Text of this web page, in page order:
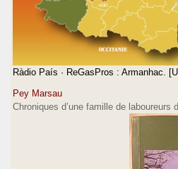
Ràdio País · ReGasPros : Armanhac.
Pey Marsau
Chroniques d’une famille de